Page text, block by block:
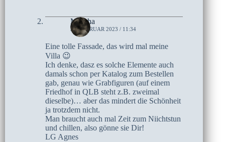
Mascha
24. FEBRUAR 2023 / 11:34
Eine tolle Fassade, das wird mal meine
Villa 😉
Ich denke, dasz es solche Elemente auch
damals schon per Katalog zum Bestellen
gab, genau wie Grabfiguren (auf einem
Friedhof in QLB steht z.B. zweimal
dieselbe)… aber das mindert die Schönheit
ja trotzdem nicht.
Man braucht auch mal Zeit zum Niichtstun
und chillen, also gönne sie Dir!
LG Agnes